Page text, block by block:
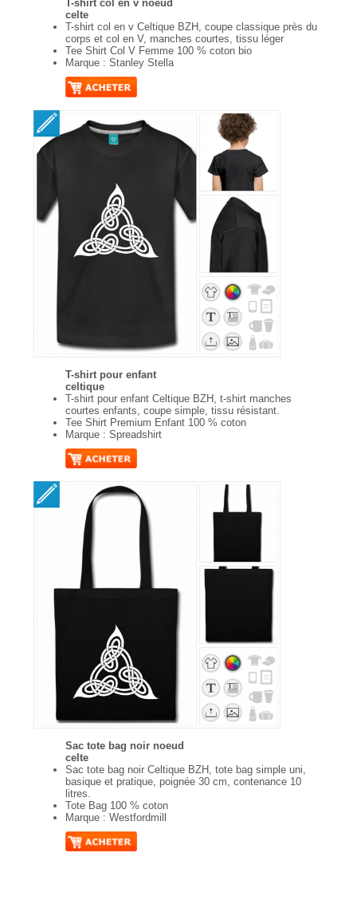
T-shirt col en v noeud
celte
T-shirt col en v Celtique BZH, coupe classique près du
corps et col en V, manches courtes, tissu léger
Tee Shirt Col V Femme 100 % coton bio
Marque : Stanley Stella
T-shirt pour enfant
celtique
T-shirt pour enfant Celtique BZH, t-shirt manches
courtes enfants, coupe simple, tissu résistant.
Tee Shirt Premium Enfant 100 % coton
Marque : Spreadshirt
Sac tote bag noir noeud
celte
Sac tote bag noir Celtique BZH, tote bag simple uni,
basique et pratique, poignée 30 cm, contenance 10
litres.
Tote Bag 100 % coton
Marque : Westfordmill